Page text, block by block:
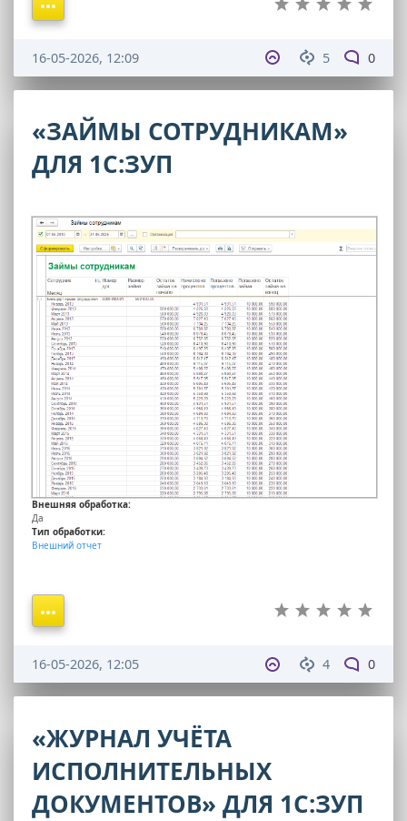
5 0
16-05-2026, 12:09
«ЗАЙМЫ СОТРУДНИКАМ»
ДЛЯ 1С:ЗУП
Внешняя обработка:
Да
Тип обработки:
Внешний отчет
4 0
16-05-2026, 12:05
«ЖУРНАЛ УЧЁТА
ИСПОЛНИТЕЛЬНЫХ
ДОКУМЕНТОВ» ДЛЯ 1С:ЗУП